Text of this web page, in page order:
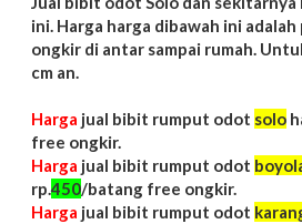
ini. Harga harga dibawah ini
ongkir di antar sampai rumah.
cm an.
Harga jual bibit rumput odot solo
free ongkir.
Harga jual bibit rumput odot
rp.450/batang free ongkir.
Harga jual bibit rumput odot